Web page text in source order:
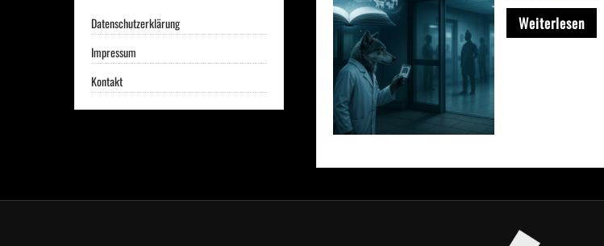
Weiterlesen
Datenschutzerklärung
Impressum
Kontakt